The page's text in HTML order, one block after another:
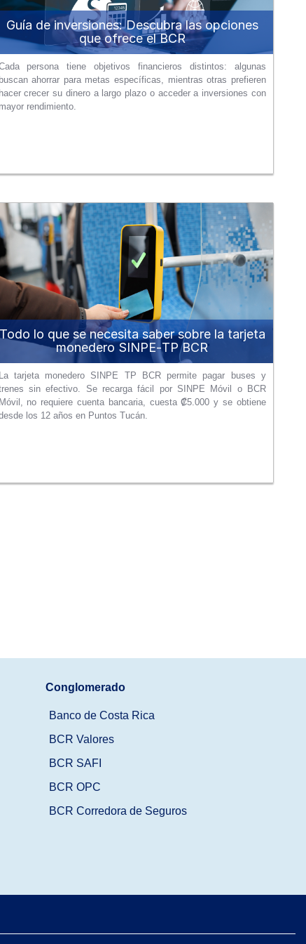
Guía de inversiones: Descubra las opciones
que ofrece el BCR
persona tiene objetivos financieros distintos: algunas
buscan ahorrar para metas específicas, mientras otras prefieren
hacer crecer su dinero a largo plazo o acceder a inversiones con
mayor rendimiento.
lo que se necesita saber sobre la tarjeta
monedero SINPE‑TP BCR
La tarjeta monedero SINPE TP BCR permite pagar buses y
sin efectivo. Se recarga fácil por SINPE Móvil o BCR
Móvil, no requiere cuenta bancaria, cuesta ₡5.000 y se obtiene
los 12 años en Puntos Tucán.
Conglomerado
Banco de Costa Rica
BCR Valores
BCR SAFI
BCR OPC
BCR Corredora de Seguros